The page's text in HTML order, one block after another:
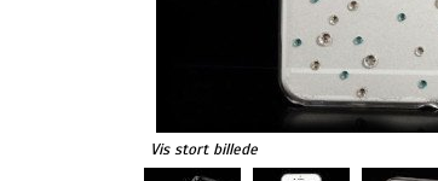
Vis stort billede